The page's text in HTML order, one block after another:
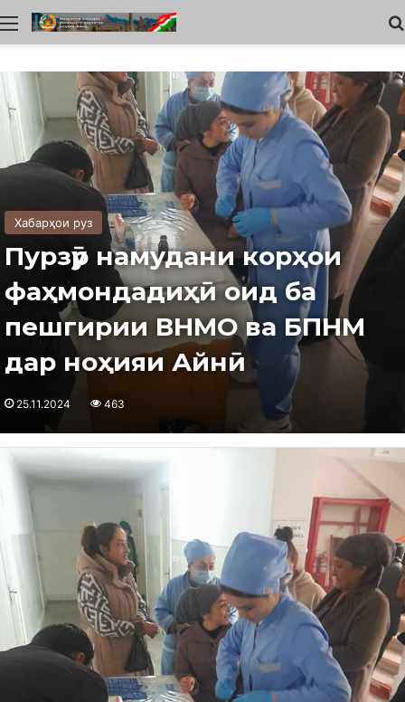
Меню
Хабарҳои руз
Пурзӯр намудани корҳои
фаҳмондадиҳӣ оид ба
пешгирии ВНМО ва БПНМ
дар ноҳияи Айнӣ
25.11.2024 463